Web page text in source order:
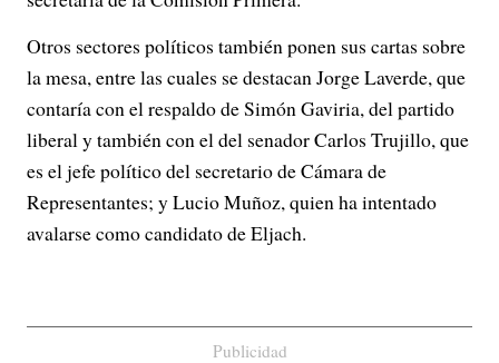
Otros sectores políticos también ponen sus cartas sobre
la mesa, entre las cuales se destacan Jorge Laverde, que
contaría con el respaldo de Simón Gaviria, del partido
liberal y también con el del senador Carlos Trujillo, que
es el jefe político del secretario de Cámara de
Representantes; y Lucio Muñoz, quien ha intentado
avalarse como candidato de Eljach.
Publicidad